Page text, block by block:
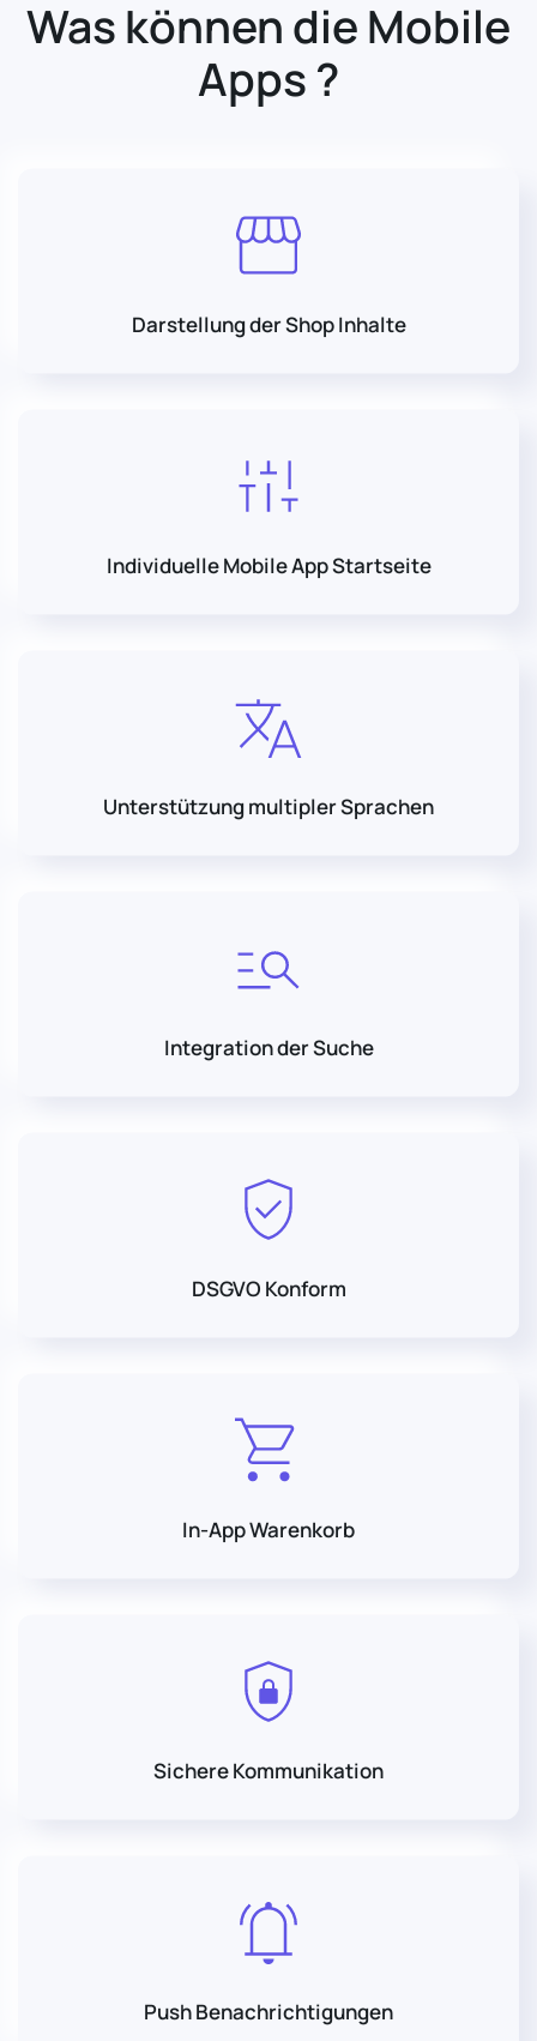
Was können die Mobile
Apps ?
Darstellung der Shop Inhalte
Individuelle Mobile App Startseite
Unterstützung multipler Sprachen
Integration der Suche
DSGVO Konform
In-App Warenkorb
Sichere Kommunikation
Push Benachrichtigungen